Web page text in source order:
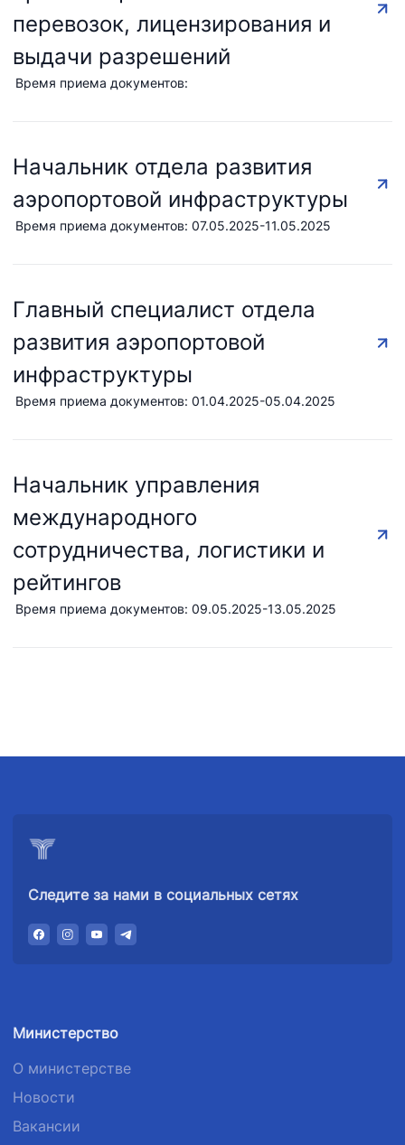
АО
Airways"
+998 (78) 140-
02-00
АО
"O'zbekiston
temir yo'llari"
+998 (71) 237-
99-98
АО
Airports"
+998 (55) 501-
АО
"Тошшахартрансхизмат"
доверия
1062
ООО
"Узавтовокзал
телефона
доверия
+998 (71) 207-
87-00
87-02
автомобильным
+998 (71) 200-
67-68
перевозок, лицензирования и
выдачи разрешений
Время приема документов:
Начальник отдела развития
аэропортовой инфраструктуры
Время приема документов: 07.05.2025-11.05.2025
Главный специалист отдела
развития аэропортовой
инфраструктуры
Время приема документов: 01.04.2025-05.04.2025
Начальник управления
международного
сотрудничества, логистики и
рейтингов
Время приема документов: 09.05.2025-13.05.2025
Следите за нами в социальных сетях
Министерство
О министерстве
Новости
Вакансии